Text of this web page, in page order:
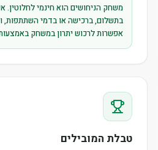
משחק הניחושים הוא חינמי לחלוטין.
בתשלום, ברכישה או בדמי השתתפות,
אפשרות לרכוש יתרון במשחק
טבלת המובילים